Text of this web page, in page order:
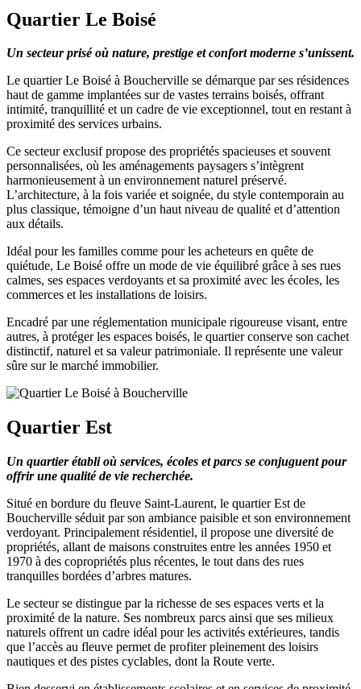
Quartier Le Boisé
Un secteur prisé où nature, prestige et confort moderne s’unissent.
Le quartier Le Boisé à Boucherville se démarque par ses résidences
haut de gamme implantées sur de vastes terrains boisés, offrant
intimité, tranquillité et un cadre de vie exceptionnel, tout en restant à
proximité des services urbains.
Ce secteur exclusif propose des propriétés spacieuses et souvent
personnalisées, où les aménagements paysagers s’intègrent
harmonieusement à un environnement naturel préservé.
L’architecture, à la fois variée et soignée, du style contemporain au
plus classique, témoigne d’un haut niveau de qualité et d’attention
aux détails.
Idéal pour les familles comme pour les acheteurs en quête de
quiétude, Le Boisé offre un mode de vie équilibré grâce à ses rues
calmes, ses espaces verdoyants et sa proximité avec les écoles, les
commerces et les installations de loisirs.
Encadré par une réglementation municipale rigoureuse visant, entre
autres, à protéger les espaces boisés, le quartier conserve son cachet
distinctif, naturel et sa valeur patrimoniale. Il représente une valeur
sûre sur le marché immobilier.
Quartier Est
Un quartier établi où services, écoles et parcs se conjuguent pour
offrir une qualité de vie recherchée.
Situé en bordure du fleuve Saint-Laurent, le quartier Est de
Boucherville séduit par son ambiance paisible et son environnement
verdoyant. Principalement résidentiel, il propose une diversité de
propriétés, allant de maisons construites entre les années 1950 et
1970 à des copropriétés plus récentes, le tout dans des rues
tranquilles bordées d’arbres matures.
Le secteur se distingue par la richesse de ses espaces verts et la
proximité de la nature. Ses nombreux parcs ainsi que ses milieux
naturels offrent un cadre idéal pour les activités extérieures, tandis
que l’accès au fleuve permet de profiter pleinement des loisirs
nautiques et des pistes cyclables, dont la Route verte.